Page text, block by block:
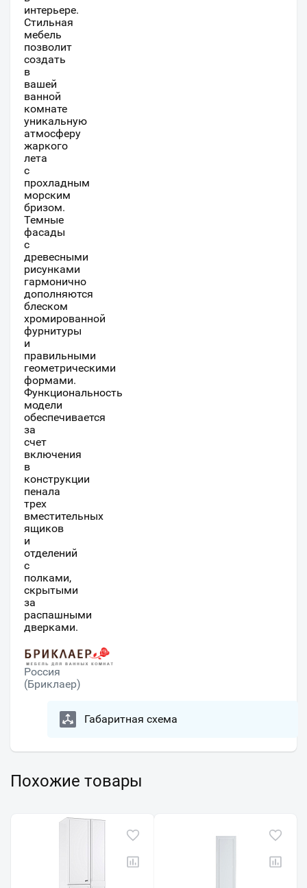
интерьере.
Стильная
мебель
позволит
создать
в
вашей
ванной
комнате
уникальную
атмосферу
жаркого
лета
с
прохладным
морским
бризом.
Темные
фасады
с
древесными
рисунками
гармонично
дополняются
блеском
хромированной
фурнитуры
и
правильными
геометрическими
формами.
Функциональность
модели
обеспечивается
за
счет
включения
в
конструкции
пенала
трех
вместительных
ящиков
и
отделений
с
полками,
скрытыми
за
распашными
дверками.
Россия
(Бриклаер)
Габаритная схема
Похожие товары